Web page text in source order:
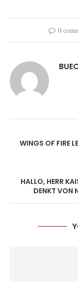
0
WINGS OF FIRE
HALLO, HERR
DENKT VON